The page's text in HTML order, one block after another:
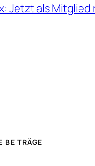
Jetzt als
BEITRÄGE